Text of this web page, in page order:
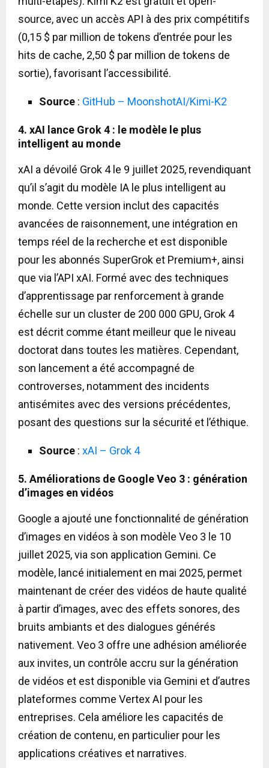
source, avec un accès API à des prix compétitifs
(0,15 $ par million de tokens d’entrée pour les
hits de cache, 2,50 $ par million de tokens de
sortie), favorisant l’accessibilité.
Source : GitHub – MoonshotAI/Kimi-K2
4. xAI lance Grok 4 : le modèle le plus
intelligent au monde
xAI a dévoilé Grok 4 le 9 juillet 2025, revendiquant
qu’il s’agit du modèle IA le plus intelligent au
monde. Cette version inclut des capacités
avancées de raisonnement, une intégration en
temps réel de la recherche et est disponible
pour les abonnés SuperGrok et Premium+, ainsi
que via l’API xAI. Formé avec des techniques
d’apprentissage par renforcement à grande
échelle sur un cluster de 200 000 GPU, Grok 4
est décrit comme étant meilleur que le niveau
doctorat dans toutes les matières. Cependant,
son lancement a été accompagné de
controverses, notamment des incidents
antisémites avec des versions précédentes,
posant des questions sur la sécurité et l’éthique.
Source : xAI – Grok 4
5. Améliorations de Google Veo 3 : génération
d’images en vidéos
Google a ajouté une fonctionnalité de génération
d’images en vidéos à son modèle Veo 3 le 10
juillet 2025, via son application Gemini. Ce
modèle, lancé initialement en mai 2025, permet
maintenant de créer des vidéos de haute qualité
à partir d’images, avec des effets sonores, des
bruits ambiants et des dialogues générés
nativement. Veo 3 offre une adhésion améliorée
aux invites, un contrôle accru sur la génération
de vidéos et est disponible via Gemini et d’autres
plateformes comme Vertex AI pour les
entreprises. Cela améliore les capacités de
création de contenu, en particulier pour les
applications créatives et narratives.